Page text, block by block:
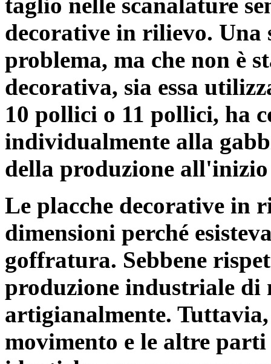
decorative in rilievo. Una
problema, ma che non è
decorativa, sia essa
10 pollici o 11 pollici, ha
individualmente alla
della produzione all'inizio
Le placche decorative in
dimensioni perché
goffratura. Sebbene
produzione industriale di
artigianalmente.
movimento e le altre